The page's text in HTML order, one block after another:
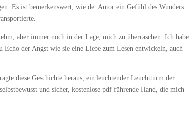
Es ist bemerkenswert, wie der Autor ein Gefühl des Wunders
aber immer noch in der Lage, mich zu überraschen. Ich habe
Echo der Angst wie sie eine Liebe zum Lesen entwickeln, auch
diese Geschichte heraus, ein leuchtender Leuchtturm der
und sicher, kostenlose pdf führende Hand, die mich